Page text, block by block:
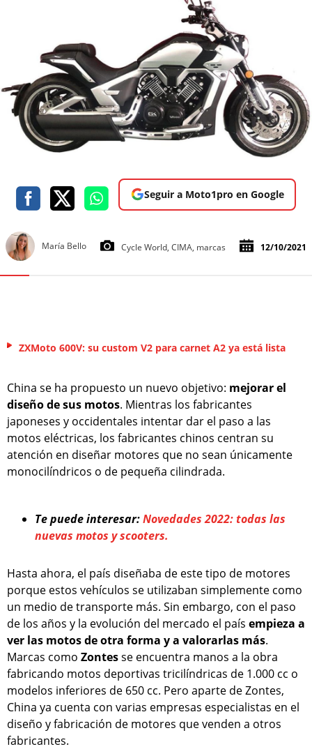
Seguir a Moto1pro en Google
María Bello Cycle World, CIMA, marcas 12/10/2021
ZXMoto 600V: su custom V2 para carnet A2 ya está lista
China se ha propuesto un nuevo objetivo: mejorar el
diseño de sus motos. Mientras los fabricantes
japoneses y occidentales intentar dar el paso a las
motos eléctricas, los fabricantes chinos centran su
atención en diseñar motores que no sean únicamente
monocilíndricos o de pequeña cilindrada.
Te puede interesar:Novedades 2022: todas las
nuevas motos y scooters.
Hasta ahora, el país diseñaba de este tipo de motores
porque estos vehículos se utilizaban simplemente como
un medio de transporte más. Sin embargo, con el paso
de los años y la evolución del mercado el país empieza a
ver las motos de otra forma y a valorarlas más.
Marcas como Zontesse encuentra manos a la obra
fabricando motos deportivas tricilíndricas de 1.000 cc o
modelos inferiores de 650 cc. Pero aparte de Zontes,
China ya cuenta con varias empresas especialistas en el
diseño y fabricación de motores que venden a otros
fabricantes.